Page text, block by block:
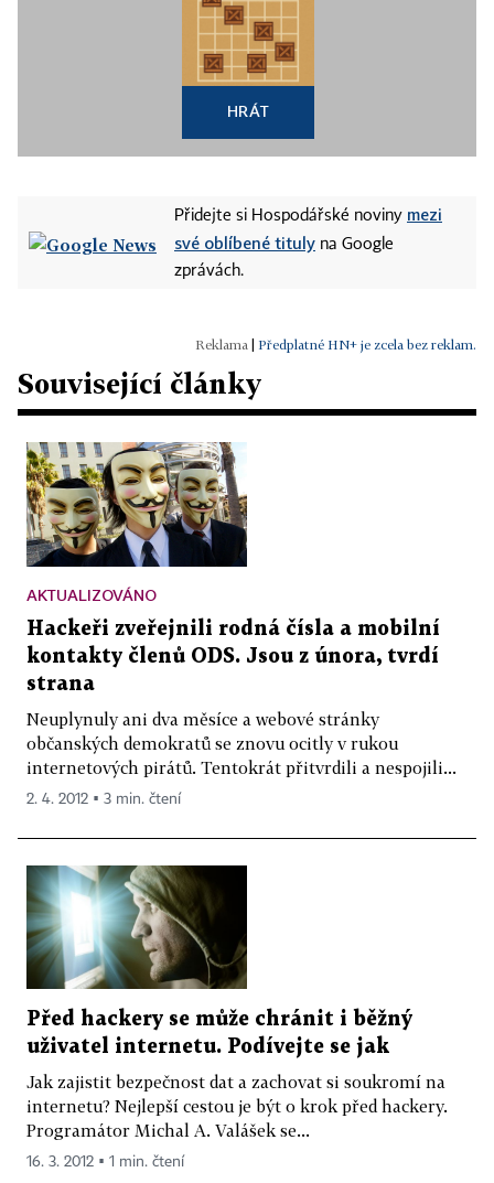
HRÁT
Přidejte si Hospodářské noviny mezi
své oblíbené tituly na Google
zprávách.
Předplatné HN+ je zcela bez reklam.
Související články
AKTUALIZOVÁNO
Hackeři zveřejnili rodná čísla a mobilní
kontakty členů ODS. Jsou z února, tvrdí
strana
Neuplynuly ani dva měsíce a webové stránky
občanských demokratů se znovu ocitly v rukou
internetových pirátů. Tentokrát přitvrdili a nespojili...
2. 4. 2012 ▪ 3 min. čtení
Před hackery se může chránit i běžný
uživatel internetu. Podívejte se jak
Jak zajistit bezpečnost dat a zachovat si soukromí na
internetu? Nejlepší cestou je být o krok před hackery.
Programátor Michal A. Valášek se...
16. 3. 2012 ▪ 1 min. čtení